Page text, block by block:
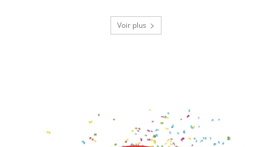
Voir plus